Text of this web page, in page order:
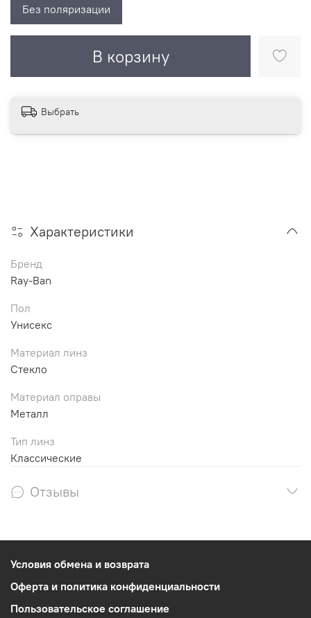
В корзину
Без поляризации
Выбрать
Характеристики
Бренд
Ray-Ban
Пол
Унисекс
Материал линз
Стекло
Материал оправы
Металл
Тип линз
Классические
Отзывы
Условия обмена и возврата
Оферта и политика конфиденциальности
Пользовательское соглашение